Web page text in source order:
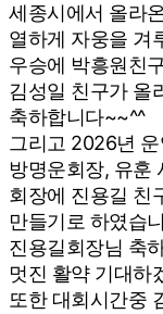
세종시에서 올라
열하게 자웅을 겨
우승에 박흥원친
김성일 친구가 올
축하합니다~~^^
그리고 2026년
방명운회장, 유훈
회장에 진용길 친
만들기로 하였습
진용길회장님 축
멋진 활약 기대하
또한 대회시간중